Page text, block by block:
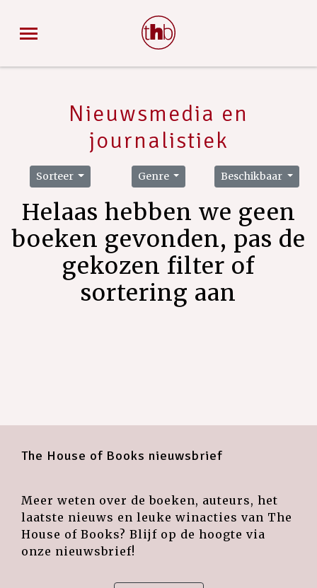
Nieuwsmedia en
journalistiek
Sorteer Genre Beschikbaar
Helaas hebben we geen
boeken gevonden, pas de
gekozen filter of
sortering aan
The House of Books nieuwsbrief
Meer weten over de boeken, auteurs, het
laatste nieuws en leuke winacties van The
House of Books? Blijf op de hoogte via
onze nieuwsbrief!